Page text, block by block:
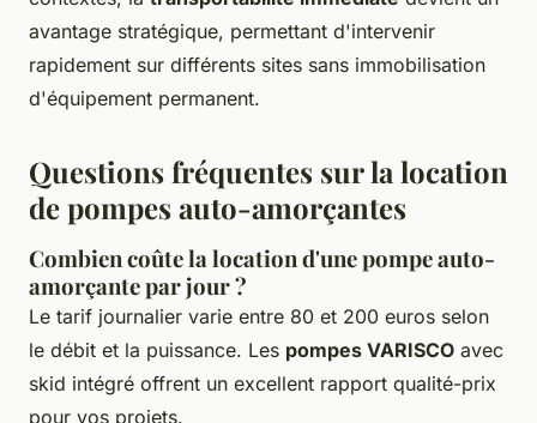
avantage stratégique, permettant d'intervenir
rapidement sur différents sites sans immobilisation
d'équipement permanent.
Questions fréquentes sur la location
de pompes auto-amorçantes
Combien coûte la location d'une pompe auto-
amorçante par jour ?
Le tarif journalier varie entre 80 et 200 euros selon
le débit et la puissance. Les pompes VARISCO avec
skid intégré offrent un excellent rapport qualité-prix
pour vos projets.